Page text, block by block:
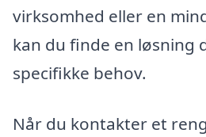
virksomhed eller en
kan du finde en løsning
specifikke behov.
Når du kontakter et